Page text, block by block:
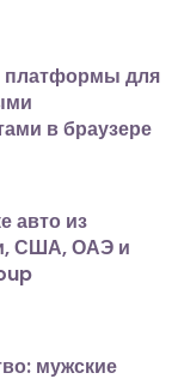
платформы для
в браузере
авто из
США, ОАЭ и
мужские